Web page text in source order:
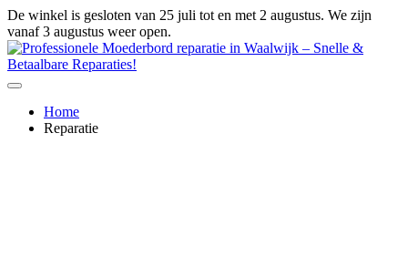
Ga
naar
de
inhoud
De winkel is gesloten van 25 juli tot en met 2 augustus. We zijn
vanaf 3 augustus weer open.
Home
Reparatie